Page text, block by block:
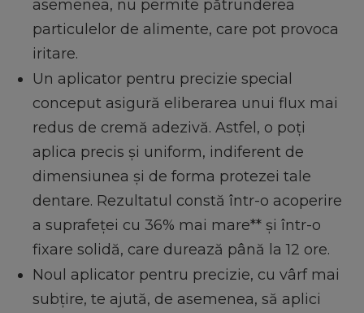
asemenea, nu permite pătrunderea
particulelor de alimente, care pot provoca
iritare.
Un aplicator pentru precizie special
conceput asigură eliberarea unui flux mai
redus de cremă adezivă. Astfel, o poți
aplica precis și uniform, indiferent de
dimensiunea și de forma protezei tale
dentare. Rezultatul constă într-o acoperire
a suprafeței cu 36% mai mare** și într-o
fixare solidă, care durează până la 12 ore.
Noul aplicator pentru precizie, cu vârf mai
subțire, te ajută, de asemenea, să aplici